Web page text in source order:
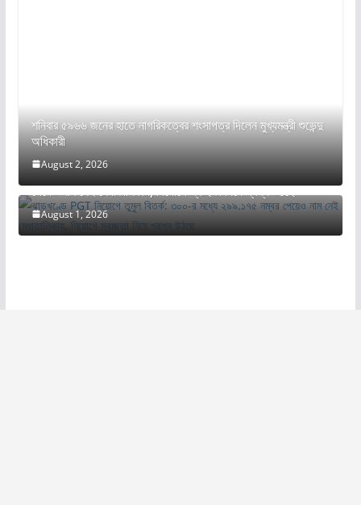
শনিবার ৫৯৬৬ জনের হাতে নাগরিকত্বের শংসাপত্র দিলেন মুখ্যমন্ত্রী শুভেন্দু
অধিকারী
August 2, 2026
ঝাড়খণ্ডে PGT নিয়োগে তুমুল বিতর্ক: ৩০০-র মধ্যে ২৯৯.১৭৫ নম্বর
পেয়েও নাম নেই মেধাতালিকায়, নিয়োগে স্বচ্ছতা নিয়ে প্রশ্ন উঠছে
August 1, 2026